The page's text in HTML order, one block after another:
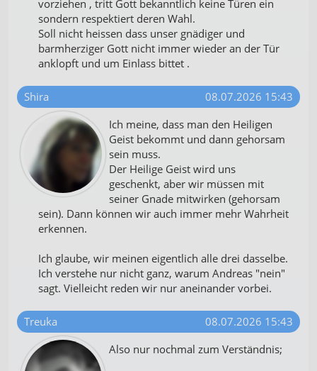
vorziehen , tritt Gott bekanntlich keine Türen ein
sondern respektiert deren Wahl.
Soll nicht heissen dass unser gnädiger und
barmherziger Gott nicht immer wieder an der Tür
anklopft und um Einlass bittet .
Shira
08.07.2026 15:43
Ich meine, dass man den Heiligen
Geist bekommt und dann gehorsam
sein muss.
Der Heilige Geist wird uns
geschenkt, aber wir müssen mit
seiner Gnade mitwirken (gehorsam
sein). Dann können wir auch immer mehr Wahrheit
erkennen.
Ich glaube, wir meinen eigentlich alle drei dasselbe.
Ich verstehe nur nicht ganz, warum Andreas "nein"
sagt. Vielleicht reden wir nur aneinander vorbei.
Treuka
08.07.2026 15:43
Also nur nochmal zum Verständnis;